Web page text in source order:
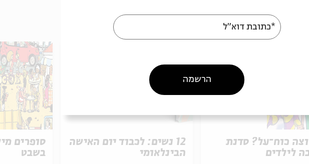
אירועים נוספים בסדרה
כוח־על? סדנת
לילדים
12 נשים: לכבוד יום האישה
הבינלאומי
סופרים
בשבט
*כתובת דוא"ל
הרשמה